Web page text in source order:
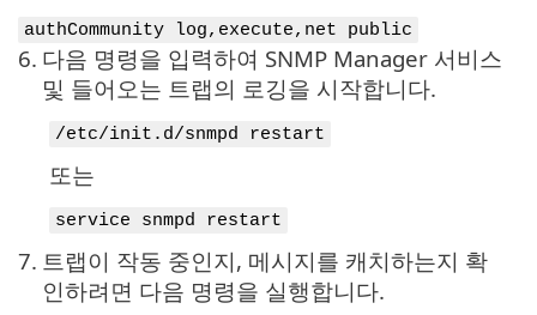
authCommunity log,execute,net public
6. 다음 명령을 입력하여 SNMP Manager 서비스
및 들어오는 트랩의 로깅을 시작합니다.
/etc/init.d/snmpd restart
또는
service snmpd restart
7. 트랩이 작동 중인지, 메시지를 캐치하는지 확
인하려면 다음 명령을 실행합니다.